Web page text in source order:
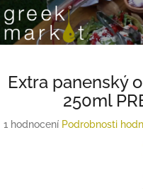
na
obsah
Extra panenský
250ml
Průměrné
1 hodnocení Podrobnosti